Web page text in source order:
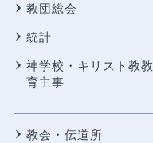
教団総会
統計
神学校・キリスト教教
育主事
教会・伝道所